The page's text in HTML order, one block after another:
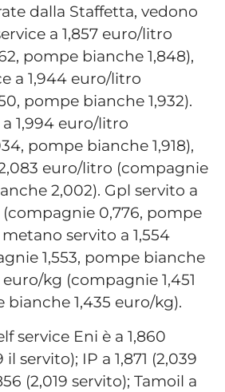
dalla Staffetta, vedono
a 1,857 euro/litro
pompe bianche 1,848),
a 1,944 euro/litro
pompe bianche 1,932).
1,994 euro/litro
pompe bianche 1,918),
euro/litro (compagnie
2,002). Gpl servito a
0,776, pompe
servito a 1,554
1,553, pompe bianche
euro/kg (compagnie 1,451
1,435 euro/kg).
service Eni è a 1,860
servito); IP a 1,871 (2,039
(2,019 servito); Tamoil a